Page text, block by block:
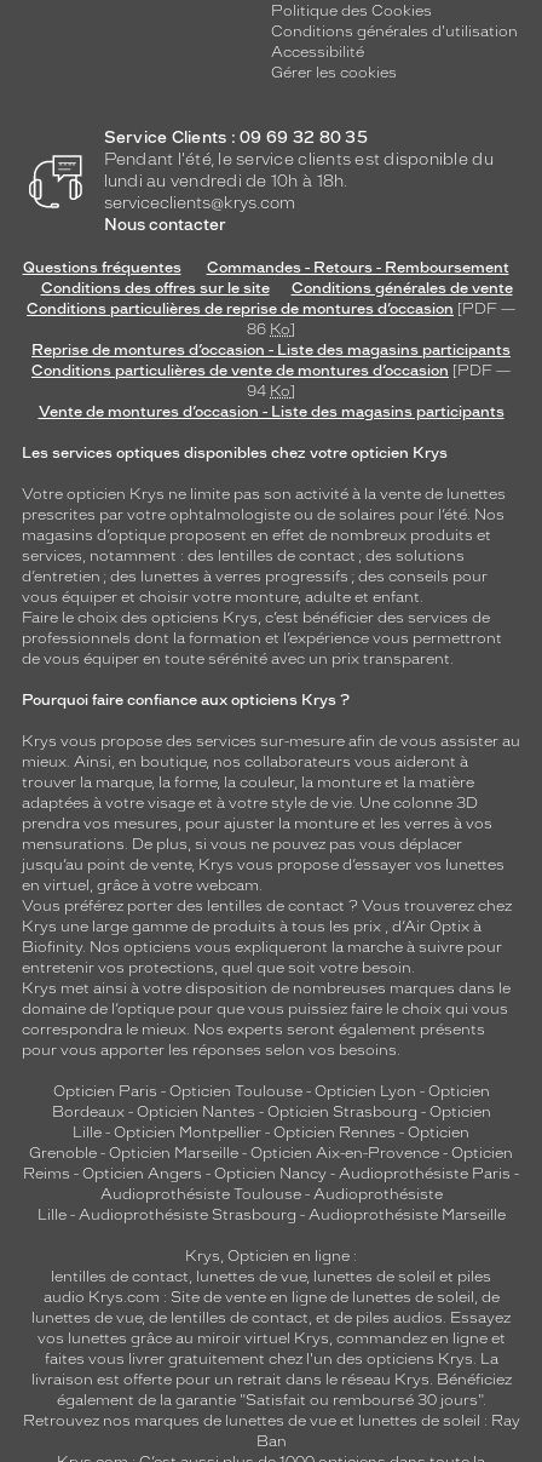
Politique des Cookies
Conditions générales d'utilisation
Accessibilité
Gérer les cookies
Service Clients : 09 69 32 80 35
Pendant l'été, le service clients est disponible du
lundi au vendredi de 10h à 18h.
serviceclients@krys.com
Nous contacter
Questions fréquentes
Commandes - Retours - Remboursement
Conditions des offres sur le site
Conditions générales de vente
Conditions particulières de reprise de montures d’occasion [PDF —
86 Ko]
Reprise de montures d’occasion - Liste des magasins participants
Conditions particulières de vente de montures d’occasion [PDF —
94 Ko]
Vente de montures d’occasion - Liste des magasins participants
Les services optiques disponibles chez votre opticien Krys
Votre opticien Krys ne limite pas son activité à la vente de lunettes
prescrites par votre ophtalmologiste ou de solaires pour l’été. Nos
magasins d’optique proposent en effet de nombreux produits et
services, notamment : des lentilles de contact ; des solutions
d’entretien ; des lunettes à verres progressifs ; des conseils pour
vous équiper et choisir votre monture, adulte et enfant.
Faire le choix des opticiens Krys, c’est bénéficier des services de
professionnels dont la formation et l’expérience vous permettront
de vous équiper en toute sérénité avec un prix transparent.
Pourquoi faire confiance aux opticiens Krys ?
Krys vous propose des services sur-mesure afin de vous assister au
mieux. Ainsi, en boutique, nos collaborateurs vous aideront à
trouver la marque, la forme, la couleur, la monture et la matière
adaptées à votre visage et à votre style de vie. Une colonne 3D
prendra vos mesures, pour ajuster la monture et les verres à vos
mensurations. De plus, si vous ne pouvez pas vous déplacer
jusqu’au point de vente, Krys vous propose d’essayer vos lunettes
en virtuel, grâce à votre webcam.
Vous préférez porter des lentilles de contact ? Vous trouverez chez
Krys une large gamme de produits à tous les prix , d’Air Optix à
Biofinity. Nos opticiens vous expliqueront la marche à suivre pour
entretenir vos protections, quel que soit votre besoin.
Krys met ainsi à votre disposition de nombreuses marques dans le
domaine de l’optique pour que vous puissiez faire le choix qui vous
correspondra le mieux. Nos experts seront également présents
pour vous apporter les réponses selon vos besoins.
Opticien Paris - Opticien Toulouse- Opticien Lyon - Opticien
Bordeaux- Opticien Nantes - Opticien Strasbourg - Opticien
Lille - Opticien Montpellier - Opticien Rennes - Opticien
Grenoble - Opticien Marseille - Opticien Aix-en-Provence - Opticien
Reims - Opticien Angers - Opticien Nancy - Audioprothésiste Paris -
Audioprothésiste Toulouse- Audioprothésiste
Lille- Audioprothésiste Strasbourg - Audioprothésiste Marseille
Krys, Opticien en ligne :
lentilles de contact, lunettes de vue, lunettes de soleil et piles
audio Krys.com : Site de vente en ligne de lunettes de soleil, de
lunettes de vue, de lentilles de contact, et de piles audios. Essayez
vos lunettes grâce au miroir virtuel Krys, commandez en ligne et
faites vous livrer gratuitement chez l'un des opticiens Krys. La
livraison est offerte pour un retrait dans le réseau Krys. Bénéficiez
également de la garantie "Satisfait ou remboursé 30 jours".
Retrouvez nos marques de lunettes de vue et lunettes de soleil : Ray
Ban